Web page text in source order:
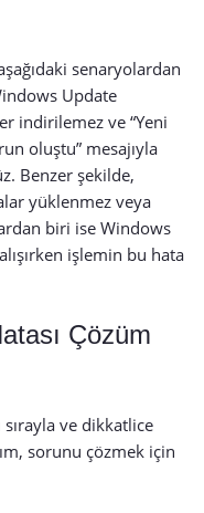
senaryolardan
Update
indirilemez ve “Yeni
oluştu” mesajıyla
Benzer şekilde,
yüklenmez veya
biri ise Windows
işlemin bu hata
Çözüm
sırayla ve dikkatlice
sorunu çözmek için